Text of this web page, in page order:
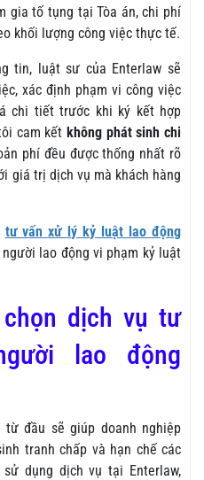
gia tố tụng tại Tòa án, chi phí
khối lượng công việc thực tế.
tin, luật sư của Enterlaw sẽ
xác định phạm vi công việc
chi tiết trước khi ký kết hợp
cam kết không phát sinh chi
phí đều được thống nhất rõ
giá trị dịch vụ mà khách hàng
tư vấn xử lý kỷ luật lao động
lao động vi phạm kỷ luật
dịch vụ tư
lao động
đầu sẽ giúp doanh nghiệp
tranh chấp và hạn chế các
dụng dịch vụ tại Enterlaw,